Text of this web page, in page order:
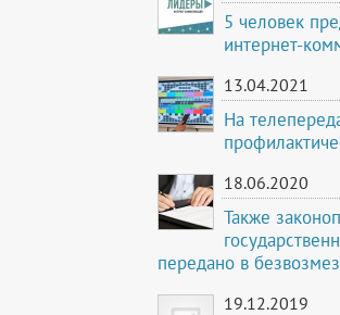
5 человек
интернет-
13.04.2021
На
18.06.2020
Также
передано в
19.12.2019